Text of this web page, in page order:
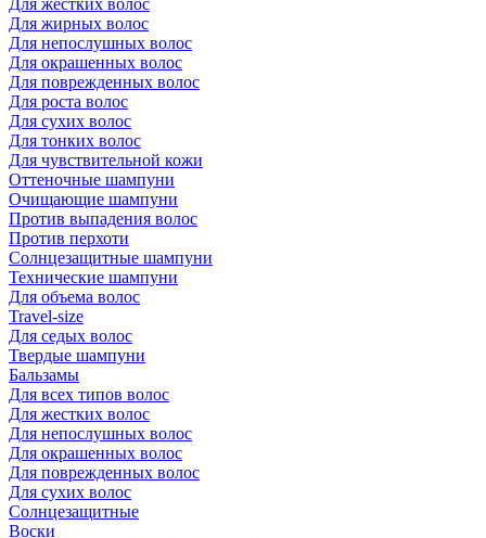
Для жестких волос
Для жирных волос
Для непослушных волос
Для окрашенных волос
Для поврежденных волос
Для роста волос
Для сухих волос
Для тонких волос
Для чувствительной кожи
Оттеночные шампуни
Очищающие шампуни
Против выпадения волос
Против перхоти
Солнцезащитные шампуни
Технические шампуни
Для объема волос
Travel-size
Для седых волос
Твердые шампуни
Бальзамы
Для всех типов волос
Для жестких волос
Для непослушных волос
Для окрашенных волос
Для поврежденных волос
Для сухих волос
Солнцезащитные
Воски